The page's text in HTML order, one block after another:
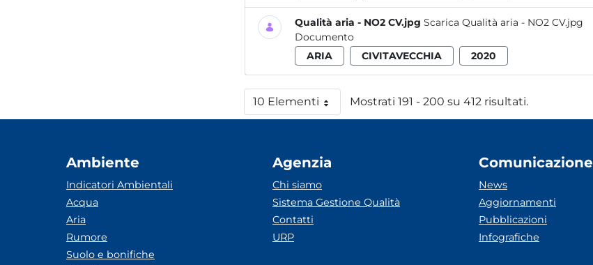
Qualità aria - NO2 CV.jpg Scarica Qualità aria - NO2 CV.jpg
Documento
ARIA
CIVITAVECCHIA 2020
10 ElementiPer paginaMostrati 191 - 200 su 412 risultati.
Ambiente
Indicatori Ambientali
Acqua
Aria
Rumore
Suolo e bonifiche
Agenzia
Chi siamo
Sistema Gestione Qualità
Contatti
URP
Comunicazione
News
Aggiornamenti
Pubblicazioni
Infografiche